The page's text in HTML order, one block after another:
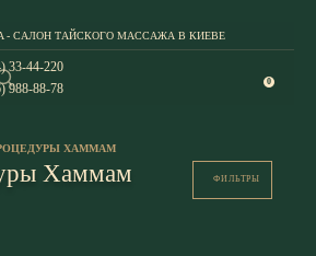
- САЛОН ТАЙСКОГО МАССАЖА В КИЕВЕ
33-44-220
988-88-78
0
ХАММАМ
Хаммам ФИЛЬТРЫ